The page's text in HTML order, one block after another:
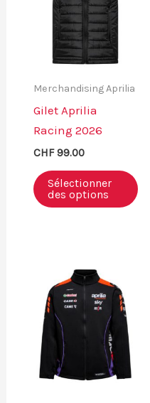
Merchandising Aprilia
Gilet Aprilia
Racing 2026
CHF99.00
Sélectionner
des options